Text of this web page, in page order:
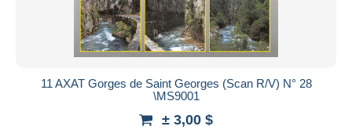
11 AXAT Gorges de Saint Georges (Scan R/V) N° 28
\MS9001
± 3,00 $